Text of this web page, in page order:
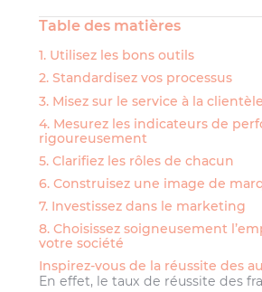
Table des matières
1. Utilisez les bons outils
2. Standardisez vos processus
3. Misez sur le service à la clientèle
4. Mesurez les indicateurs de
rigoureusement
5. Clarifiez les rôles de chacun
6. Construisez une image de
7. Investissez dans le marketing
8. Choisissez soigneusement
votre société
Inspirez-vous de la réussite des
En effet, le taux de réussite des